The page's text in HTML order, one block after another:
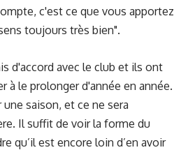
c'est ce que vous apportez
toujours très bien".
d'accord avec le club et ils ont
à le prolonger d'année en année.
saison, et ce ne sera
Il suffit de voir la forme du
qu’il est encore loin d’en avoir